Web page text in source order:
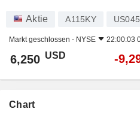
Aktie A115KY
Markt geschlossen - NYSE 22:00:03
6,250 USD -
Chart